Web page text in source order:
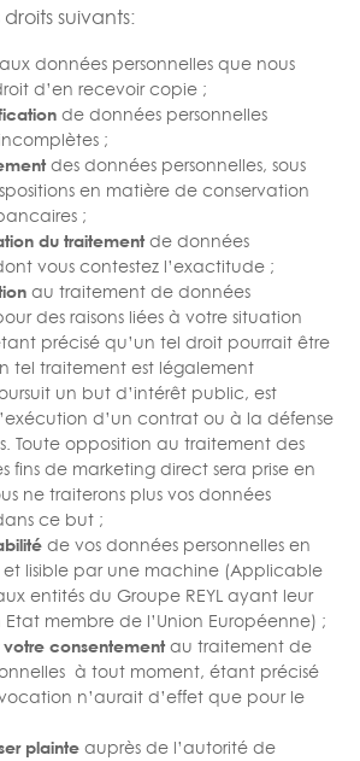
suivants:
aux données personnelles que nous
d’en recevoir copie ;
de données personnelles
;
des données personnelles, sous
en matière de conservation
;
du traitement de données
vous contestez l’exactitude ;
au traitement de données
des raisons liées à votre situation
précisé qu’un tel droit pourrait être
tel traitement est légalement
un but d’intérêt public, est
d’un contrat ou à la défense
Toute opposition au traitement des
fins de marketing direct sera prise en
ne traiterons plus vos données
ce but ;
de vos données personnelles en
lisible par une machine (Applicable
entités du Groupe REYL ayant leur
Etat membre de l’Union Européenne) ;
votre consentement au traitement de
à tout moment, étant précisé
n’aurait d’effet que pour le
plainte auprès de l’autorité de